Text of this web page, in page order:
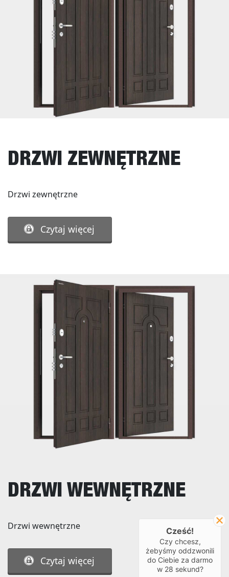
DRZWI ZEWNĘTRZNE
Drzwi zewnętrzne
Czytaj więcej
DRZWI WEWNĘTRZNE
Drzwi wewnętrzne
Czytaj więcej
Cześć!
Czy chcesz,
żebyśmy oddzwonili
do Ciebie za darmo
w 28 sekund?